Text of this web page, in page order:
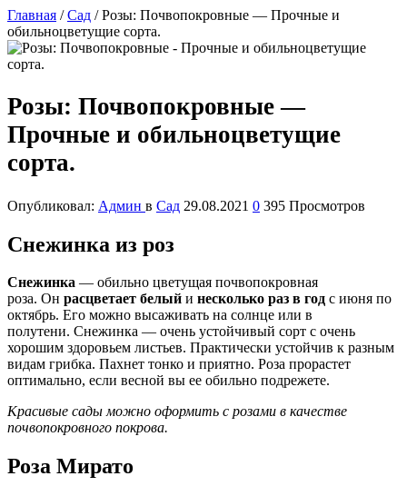
Главная / Сад / Розы: Почвопокровные — Прочные и
обильноцветущие сорта.
Розы: Почвопокровные —
Прочные и обильноцветущие
сорта.
Опубликовал: Админ в Сад 29.08.2021 0 395 Просмотров
Снежинка из роз
Снежинка — обильно цветущая почвопокровная
роза. Он расцветает белый и несколько раз в год с июня по
октябрь. Его можно высаживать на солнце или в
полутени. Снежинка — очень устойчивый сорт с очень
хорошим здоровьем листьев. Практически устойчив к разным
видам грибка. Пахнет тонко и приятно. Роза прорастет
оптимально, если весной вы ее обильно подрежете.
Красивые сады можно оформить с розами в качестве
почвопокровного покрова.
Роза Мирато